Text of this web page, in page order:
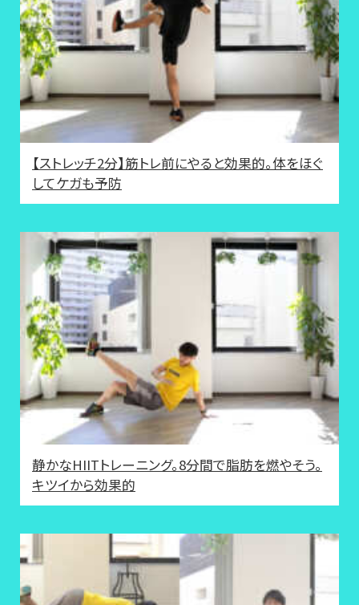
【ストレッチ2分】筋トレ前にやると効果的。体をほぐ
してケガも予防
静かなHIITトレーニング。8分間で脂肪を燃やそう。
キツイから効果的